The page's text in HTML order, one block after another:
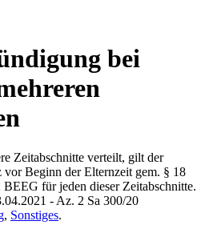
bei
Zeitabschnitte verteilt, gilt der
vor Beginn der Elternzeit gem. § 18
für jeden dieser Zeitabschnitte.
- Az. 2 Sa 300/20
, Sonstiges.